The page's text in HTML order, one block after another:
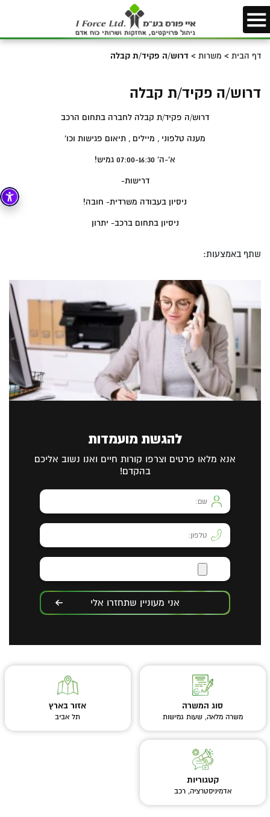
דף הבית > משרות > דרוש/ה פקיד/ת קבלה
דרוש/ה פקיד/ת קבלה
דרוש/ה פקיד/ת קבלה לחברה בתחום הרכב
מענה טלפוני , מיילים , תיאום פגישות וכו'
א'-ה' 07:00-16:30 גמיש!
דרישות-
ניסיון בעבודה משרדית- חובה!
ניסיון בתחום ברכב- יתרון
שתף באמצעות:
להגשת מועמדות
אנא מלאו פרטים וצרפו קורות חיים ואנו נשוב אליכם
בהקדם!
אני מעוניין שתחזרו אלי
סוג המשרה
משרה מלאה, שעות גמישות
אזור בארץ
תל אביב
קטגוריות
אדמיניסטרציה, רכב